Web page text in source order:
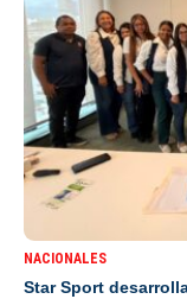
NACIONALES
Star Sport